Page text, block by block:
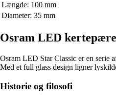
Længde: 100 mm
Diameter: 35 mm
Osram LED
Osram LED Star Classic er en serie
Med et full glass design ligner
Historie og filosofi